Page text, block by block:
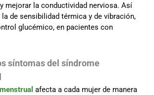
mejorar la conductividad nerviosa. Así
de sensibilidad térmica y de vibración,
glucémico, en pacientes con
síntomas del síndrome
afecta a cada mujer de manera